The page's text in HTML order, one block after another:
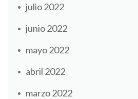
julio 2022
junio 2022
mayo 2022
abril 2022
marzo 2022